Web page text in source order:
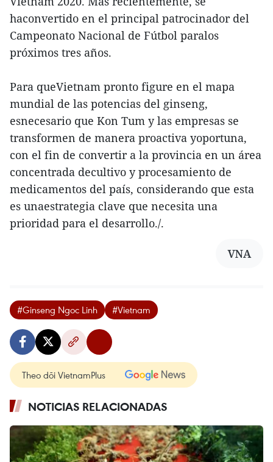
haconvertido en el principal patrocinador del
Campeonato Nacional de Fútbol paralos
próximos tres años.
Para queVietnam pronto figure en el mapa
mundial de las potencias del ginseng,
esnecesario que Kon Tum y las empresas se
transformen de manera proactiva yoportuna,
con el fin de convertir a la provincia en un área
concentrada decultivo y procesamiento de
medicamentos del país, considerando que esta
es unaestrategia clave que necesita una
prioridad para el desarrollo./.
VNA
#Ginseng Ngoc Linh #Vietnam
Theo dõi VietnamPlus
NOTICIAS RELACIONADAS